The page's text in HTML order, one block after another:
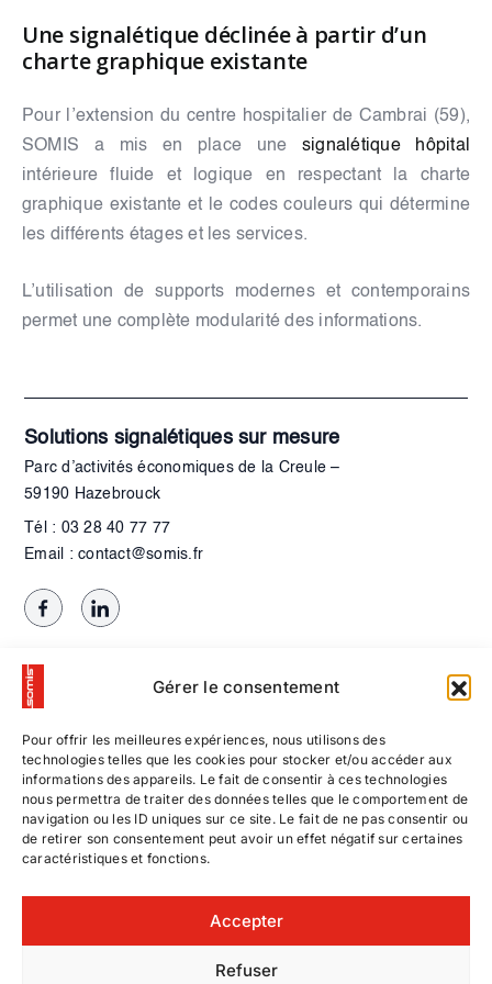
Gérer le consentement
Pour offrir les meilleures expériences, nous utilisons des
technologies telles que les cookies pour stocker et/ou accéder aux
informations des appareils. Le fait de consentir à ces technologies
nous permettra de traiter des données telles que le comportement de
navigation ou les ID uniques sur ce site. Le fait de ne pas consentir ou
de retirer son consentement peut avoir un effet négatif sur certaines
caractéristiques et fonctions.
Accepter
Refuser
Une signalétique déclinée à partir d’un
charte graphique existante
Pour l’extension du centre hospitalier de Cambrai (59),
SOMIS a mis en place une signalétique hôpital
intérieure fluide et logique en respectant la charte
graphique existante et le codes couleurs qui détermine
les différents étages et les services.
L’utilisation de supports modernes et contemporains
permet une complète modularité des informations.
Solutions signalétiques sur mesure
Parc d’activités économiques de la Creule –
59190 Hazebrouck
Tél : 03 28 40 77 77
Email : contact@somis.fr
Contactez-nous